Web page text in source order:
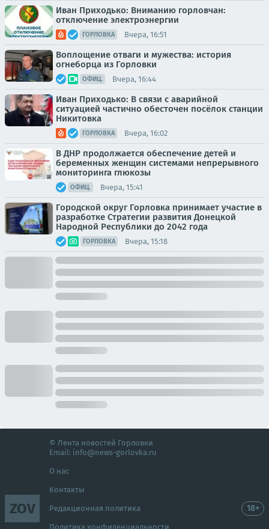
Иван Приходько: Вниманию горловчан:
отключение электроэнергии
ГОРЛОВКА Вчера, 16:51
Воплощение отваги и мужества: история
огнеборца из Горловки
ОФИЦ. Вчера, 16:44
Иван Приходько: В связи с аварийной
ситуацией частично обесточен посёлок станции
Никитовка
ГОРЛОВКА Вчера, 16:02
В ДНР продолжается обеспечение детей и
беременных женщин системами непрерывного
мониторинга глюкозы
ОФИЦ. Вчера, 15:41
Городской округ Горловка принимает участие в
разработке Стратегии развития Донецкой
Народной Республики до 2042 года
ГОРЛОВКА Вчера, 15:18
ZOV
© Лента новостей Горловки
Email: info@news-gorlovka.ru
О нас
Контакты
Редакционная политика
Политика конфиденциальности
18+